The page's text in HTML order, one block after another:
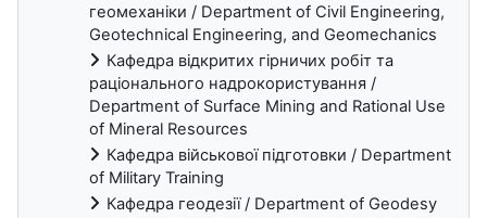
геомеханіки / Department of Civil Engineering,
Geotechnical Engineering, and Geomechanics
Кафедра відкритих гірничих робіт та
раціонального надрокористування /
Department of Surface Mining and Rational Use
of Mineral Resources
Кафедра військової підготовки / Department
of Military Training
Кафедра геодезії / Department of Geodesy